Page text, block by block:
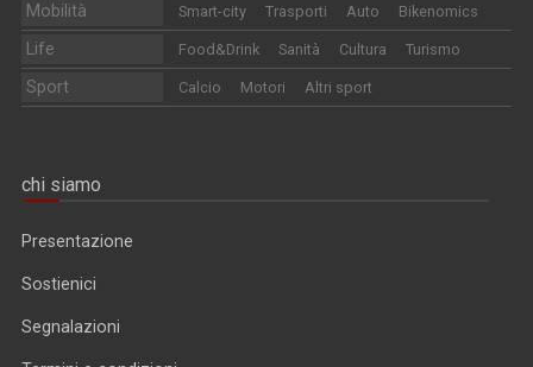
Mobilità Smart-city Trasporti Auto Bikenomics
Life Food&Drink Sanità Cultura Turismo
Sport Calcio Motori Altri sport
chi siamo
Presentazione
Sostienici
Segnalazioni